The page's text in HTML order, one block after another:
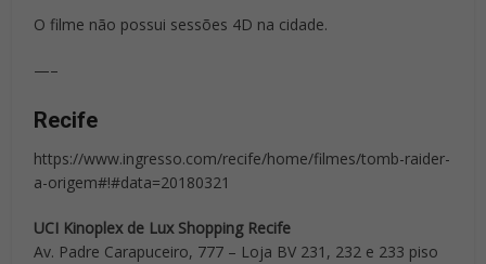
O filme não possui sessões 4D na cidade.
—–
Recife
https://www.ingresso.com/recife/home/filmes/tomb-raider-
a-origem#!#data=20180321
UCI Kinoplex de Lux Shopping Recife
Av. Padre Carapuceiro, 777 – Loja BV 231, 232 e 233 piso